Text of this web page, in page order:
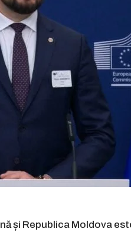
și Republica Moldova